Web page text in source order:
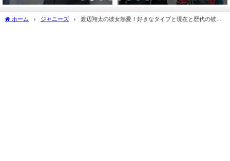
ホーム ジャニーズ
渡辺翔太の彼女熱愛！好きなタイプと現在と歴代の彼女